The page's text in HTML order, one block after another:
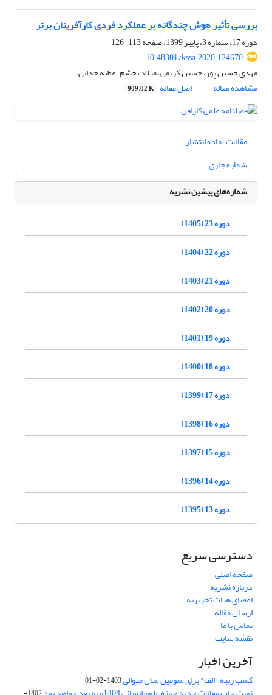
بررسی تأثیر هوش چندگانه بر عملکرد فردی کارآفرینان برتر
دوره 17، شماره 3، پاییز 1399، صفحه
113-126
10.48301/kssa.2020.124670
مهدی حسین پور، حسین کریمی، میلاد بخشم، عطیه خدایی
مشاهده مقاله
اصل مقاله 909.02 K
مقالات آماده انتشار
شماره جاری
شماره‌های پیشین نشریه
دوره 23 (1405)
دوره 22 (1404)
دوره 21 (1403)
دوره 20 (1402)
دوره 19 (1401)
دوره 18 (1400)
دوره 17 (1399)
دوره 16 (1398)
دوره 15 (1397)
دوره 14 (1396)
دوره 13 (1395)
دسترسی سریع
صفحه اصلی
درباره نشریه
اعضای هیات تحریریه
ارسال مقاله
تماس با ما
نقشه سایت
آخرین اخبار
کسب رتبه "الف" برای سومین سال متوالی1403-02-01